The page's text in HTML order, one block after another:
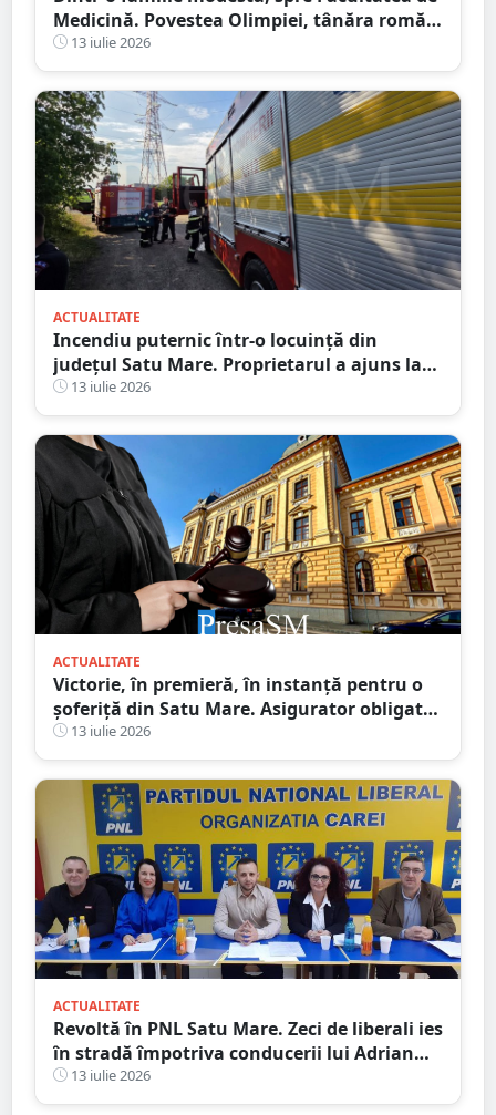
Medicină. Povestea Olimpiei, tânăra romă
care refuză să lase sărăcia să-i decidă
viitorul
13 iulie 2026
ACTUALITATE
Incendiu puternic într-o locuință din
județul Satu Mare. Proprietarul a ajuns la
spital după ce a inhalat fum
13 iulie 2026
ACTUALITATE
Victorie, în premieră, în instanță pentru o
șoferiță din Satu Mare. Asigurator obligat
să plătească integral daunele morale
13 iulie 2026
ACTUALITATE
Revoltă în PNL Satu Mare. Zeci de liberali ies
în stradă împotriva conducerii lui Adrian
Cozma, după schimbarea liderilor din Satu
Mare și Carei
13 iulie 2026